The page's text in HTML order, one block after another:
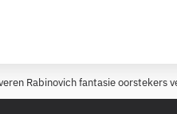
Rabinovich fantasie